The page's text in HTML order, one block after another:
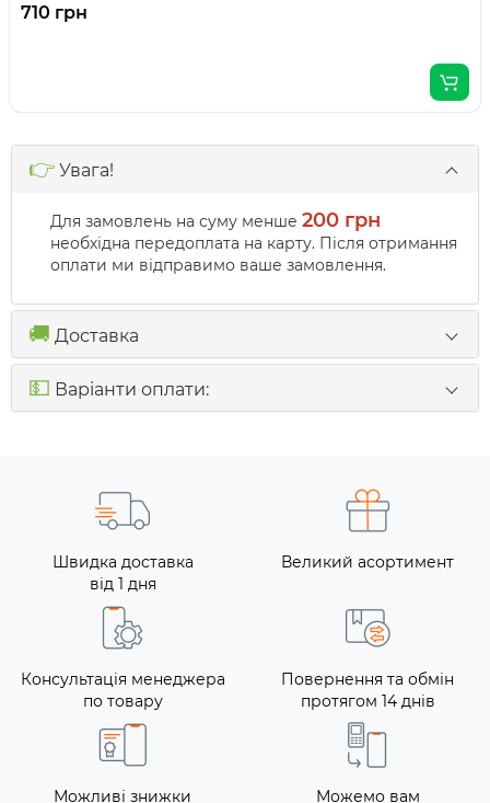
710 грн
👉 Увага!
Для замовлень на суму менше 200 грн
необхідна передоплата на карту. Після отримання
оплати ми відправимо ваше замовлення.
🚚 Доставка
💵 Варіанти оплати:
Швидка доставка
від 1 дня
Великий асортимент
Консультація менеджера
по товару
Повернення та обмін
протягом 14 днів
Можливі знижки
Можемо вам